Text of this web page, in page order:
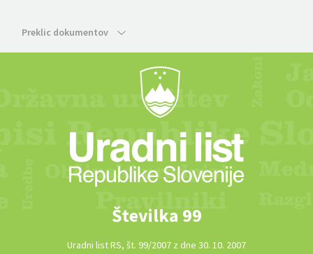
Preklic dokumentov
Številka 99
Uradni list RS, št. 99/2007 z dne 30. 10. 2007